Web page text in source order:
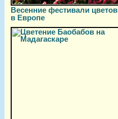
Весенние фестивали цветов
в Европе